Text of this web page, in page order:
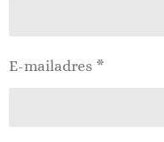
E-mailadres *